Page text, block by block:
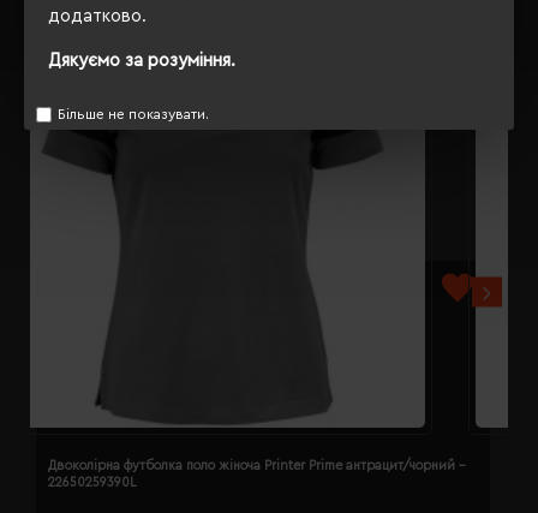
додатково.
Дякуємо за розуміння.
Більше не показувати.
Двоколірна футболка поло жіноча Printer Prime антрацит/чорний -
22650259390L